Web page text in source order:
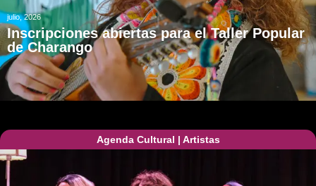
julio, 2026
Inscripciones abiertas para el Taller Popular
de Charango
Agenda Cultural | Artistas